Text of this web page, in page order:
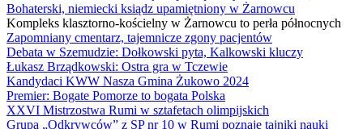
Bohaterski, niemiecki ksiądz upamiętniony w Żarnowcu
Kompleks klasztorno-kościelny w Żarnowcu to perła północnych
Zapomniany cmentarz, tajemnicze zgony pacjentów
Debata w Szemudzie: Dołkowski pyta, Kalkowski kluczy
Łukasz Brządkowski: Ostra gra w Tczewie
Kandydaci KWW Nasza Gmina Żukowo 2024
Premier: Bogate Pomorze to bogata Polska
XXVI Mistrzostwa Rumi w sztafetach olimpijskich
Grupa „Odkrywców” z SP nr 10 w Rumi poznaje tajniki nauki